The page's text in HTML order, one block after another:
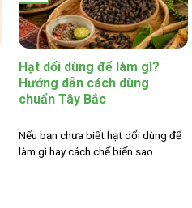
Hạt dổi dùng để làm gì?
Hướng dẫn cách dùng
chuẩn Tây Bắc
Nếu bạn chưa biết hạt dổi dùng để
làm gì hay cách chế biến sao...